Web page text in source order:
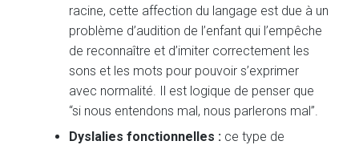
racine, cette affection du langage est due à un
problème d’audition de l’enfant qui l’empêche
de reconnaître et d’imiter correctement les
sons et les mots pour pouvoir s’exprimer
avec normalité. Il est logique de penser que
“si nous entendons mal, nous parlerons mal”.
Dyslalies fonctionnelles : ce type de